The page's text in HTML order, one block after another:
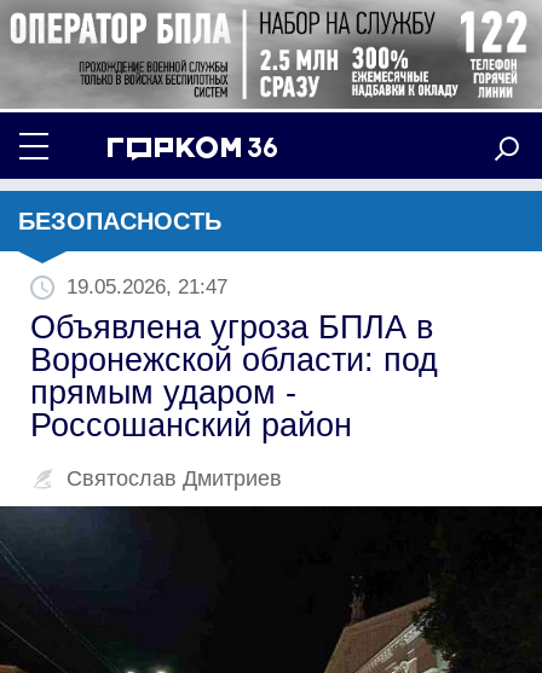
БЕЗОПАСНОСТЬ
19.05.2026, 21:47
Объявлена угроза БПЛА в
Воронежской области: под
прямым ударом -
Россошанский район
Святослав Дмитриев